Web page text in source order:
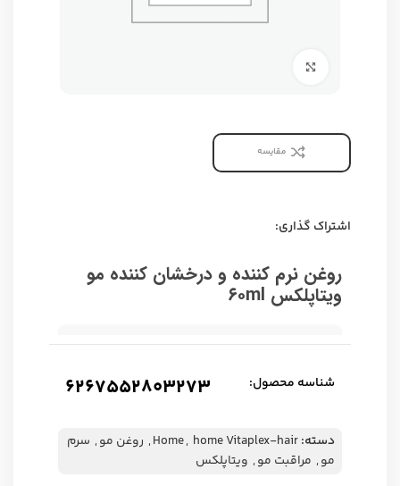
مقایسه
اشتراک گذاری:
روغن نرم کننده و درخشان کننده مو
ویتاپلکس ۶۰ml
شناسه محصول: 6267552803273
دسته: Home, home Vitaplex-hair
, روغن مو, سرم
مو, مراقبت مو, ویتاپلکس